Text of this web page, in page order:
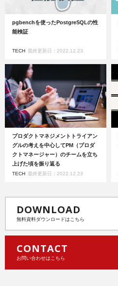
pgbenchを使ったPostgreSQLの性
能検証
TECH 最終更新日：2022.12.23
プロダクトマネジメントトライアン
グルの考えを中心してPM（プロダ
クトマネージャー）のチームを立ち
上げた頃を振り返る
TECH 最終更新日：2022.12.23
DOWNLOAD
無料資料ダウンロードはこちら
CONTACT
お問い合わせはこちら